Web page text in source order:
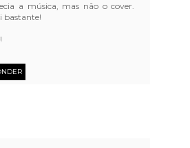
a música, mas não o cover.
bastante!